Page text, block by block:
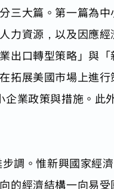
三大篇。第一篇為
力資源，以及因應
出口轉型策略」與
拓展美國市場上進
業政策與措施。此
調。惟新興國家經
的經濟結構一向易